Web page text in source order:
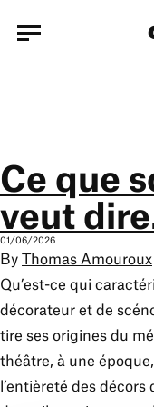
Ce que
veut
01/06/2026
ByThomas Amouroux
Qu’est-ce qui
décorateur et de
tire ses origines du
théâtre, à une
l’entièreté des